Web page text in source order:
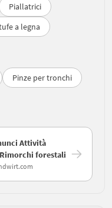
Piallatrici
a legna
Pinze per tronchi
Attività
forestali